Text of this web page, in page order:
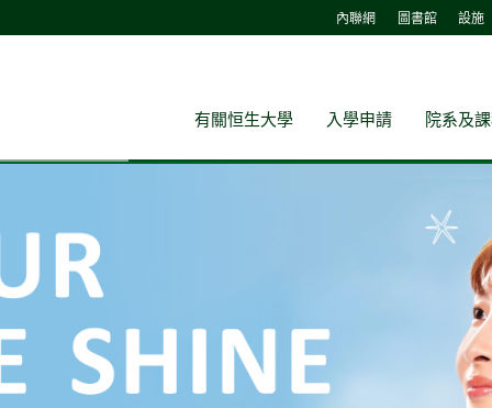
內聯網 圖書館 設施
有關恒生大學 入學申請 院系及